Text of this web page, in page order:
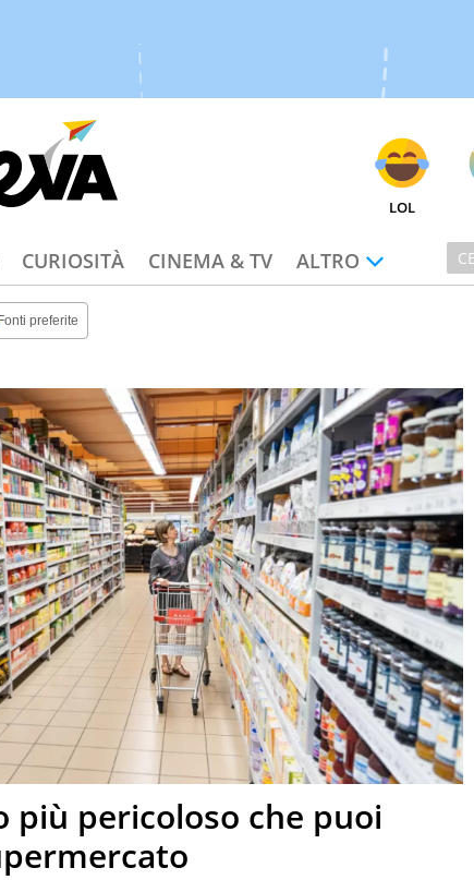
LOL
CURIOSITÀ CINEMA & TV ALTRO
preferite
più pericoloso che puoi